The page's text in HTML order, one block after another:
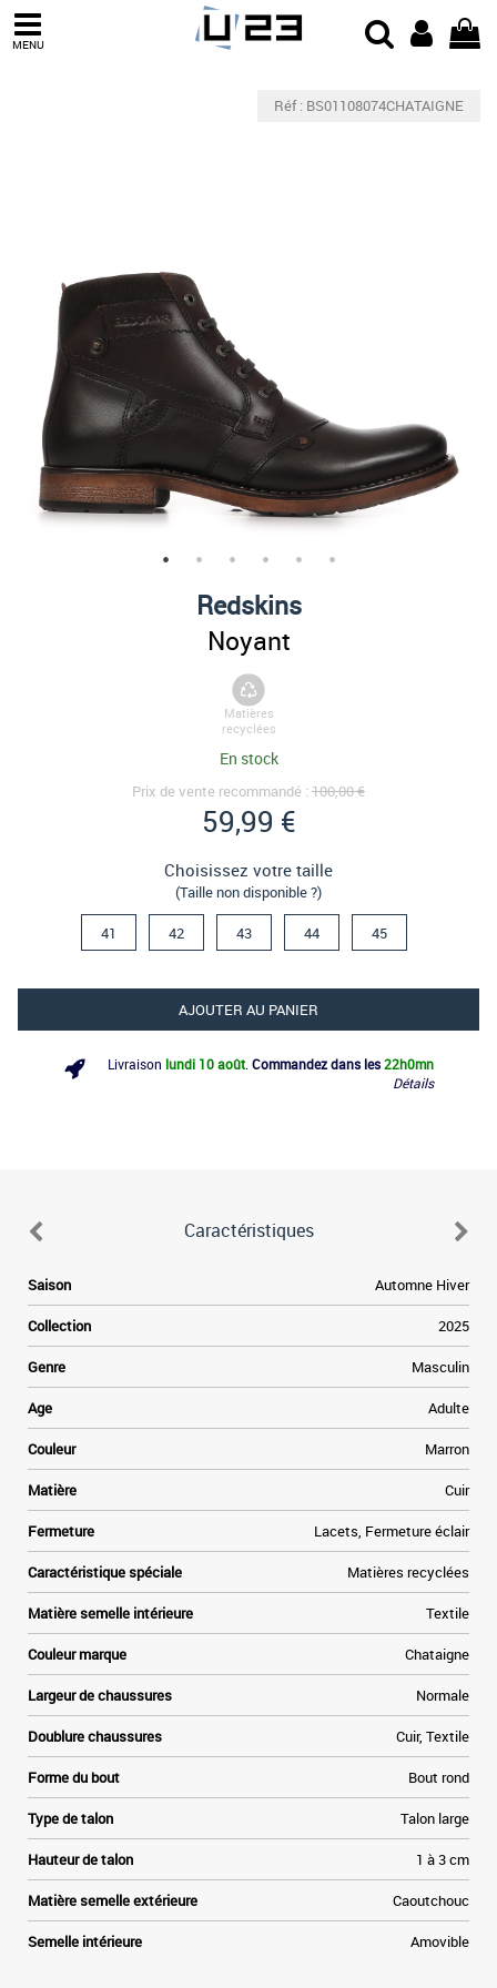
MENU
Réf : BS01108074CHATAIGNE
Redskins
Noyant
Matières
recyclées
En stock
Prix de vente recommandé : 100,00 €
59,99 €
Choisissez votre taille
(Taille non disponible ?)
41 42 43 44 45
AJOUTER AU PANIER
Livraison lundi 10 août. Commandez dans les 22h0mn
Détails
Caractéristiques
Saison Automne Hiver
Collection 2025
Genre Masculin
Age Adulte
Couleur Marron
Matière Cuir
Fermeture Lacets, Fermeture éclair
Caractéristique spéciale Matières recyclées
Matière semelle intérieure Textile
Couleur marque Chataigne
Largeur de chaussures Normale
Doublure chaussures Cuir, Textile
Forme du bout Bout rond
Type de talon Talon large
Hauteur de talon 1 à 3 cm
Matière semelle extérieure Caoutchouc
Semelle intérieure Amovible